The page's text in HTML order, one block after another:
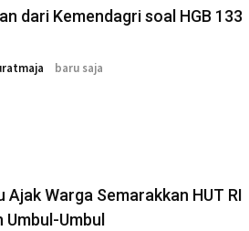
dari Kemendagri soal HGB 133
baru saja
Ajak Warga Semarakkan HUT RI
Umbul-Umbul